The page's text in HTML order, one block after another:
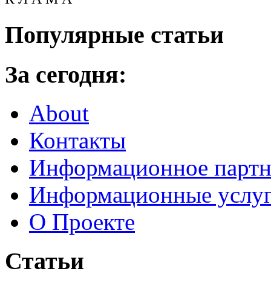
Популярные статьи
За сегодня:
About
Контакты
Информационное
Информационные
О Проекте
Статьи